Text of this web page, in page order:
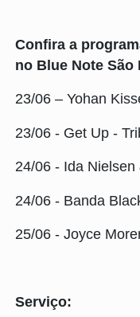
Confira a
no Blue Note São
23/06 – Yohan
23/06 - Get Up -
24/06 - Ida
24/06 - Banda
25/06 - Joyce
Serviço: